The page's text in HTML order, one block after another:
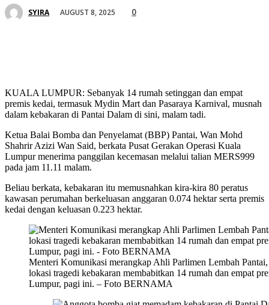
SYIRA AUGUST 8, 2025 0
KUALA LUMPUR: Sebanyak 14 rumah setinggan dan empat
premis kedai, termasuk Mydin Mart dan Pasaraya Karnival, musnah
dalam kebakaran di Pantai Dalam di sini, malam tadi.
Ketua Balai Bomba dan Penyelamat (BBP) Pantai, Wan Mohd
Shahrir Azizi Wan Said, berkata Pusat Gerakan Operasi Kuala
Lumpur menerima panggilan kecemasan melalui talian MERS999
pada jam 11.11 malam.
Beliau berkata, kebakaran itu memusnahkan kira-kira 80 peratus
kawasan perumahan berkeluasan anggaran 0.074 hektar serta premis
kedai dengan keluasan 0.223 hektar.
Menteri Komunikasi merangkap Ahli Parlimen Lembah
lokasi tragedi kebakaran membabitkan 14 rumah dan empat
Lumpur, pagi ini. – Foto BERNAMA